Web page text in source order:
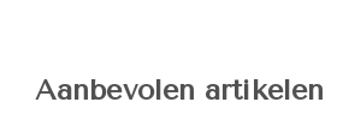
Aanbevolen artikelen